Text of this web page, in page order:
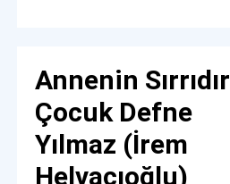
Annenin Sırrıdır
Çocuk Defne
Yılmaz (İrem
Helvacıoğlu)